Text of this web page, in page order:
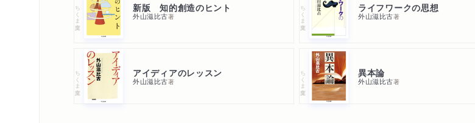
ちくま文庫 新版 知的創造のヒント
外山滋比古著 ちくま文庫 ライフワークの思想
外山滋比古著
ちくま文庫 アイディアのレッスン
外山滋比古著 ちくま文庫 異本論
外山滋比古著